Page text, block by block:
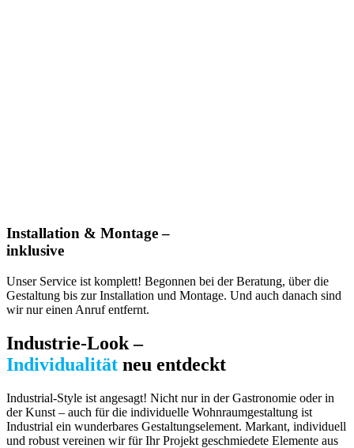
Installation & Montage –
inklusive
Unser Service ist komplett! Begonnen bei der Beratung, über die
Gestaltung bis zur Installation und Montage. Und auch danach sind
wir nur einen Anruf entfernt.
Industrie-Look –
Individualität neu entdeckt
Industrial-Style ist angesagt! Nicht nur in der Gastronomie oder in
der Kunst ­– auch für die individuelle Wohnraumgestaltung ist
Industrial ein wunderbares Gestaltungselement. Markant, individuell
und robust vereinen wir für Ihr Projekt geschmiedete Elemente aus